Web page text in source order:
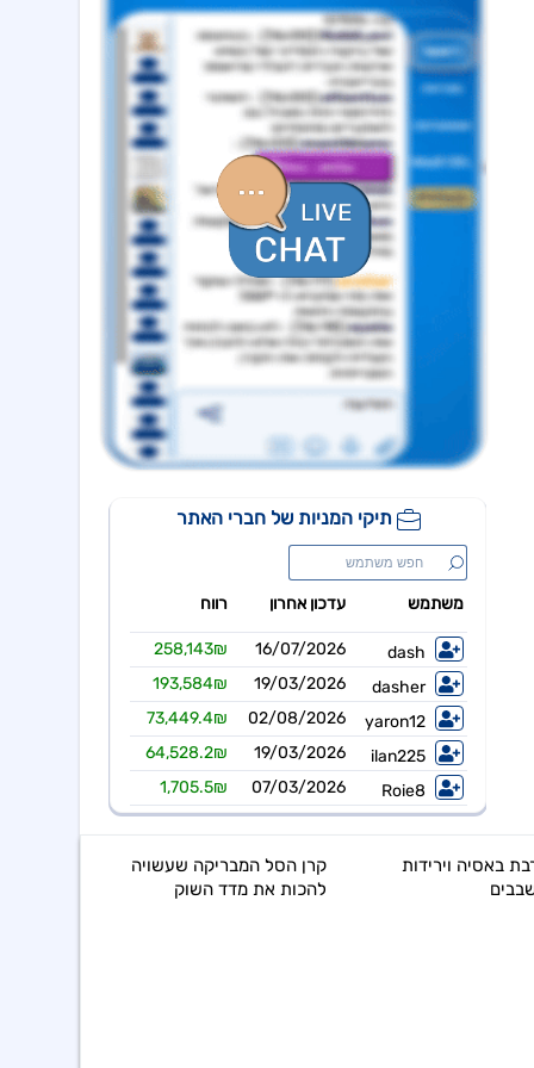
מצגת תוצאות כספיות לרבעון שני 2026 - עברית
שדה נדל"ן 19:06 04/08/26
דוח הצעת מדף להנפקת מניות, הזמנות 5.8.26
הצגת הצעת רכישת החברה ע"י SOUNDHOUND AI
גיקס אינטרנט 09:43 06/08/26
אפולו פאוור 09:00 06/08/26
ג'ין טכנולוגיות 09:00 06/08/26
הסכם רישיון ושירותי פיתוח עם תאגיד בנקאי בישראל,פרטים
08:40 06/08/26
מצגת שוק ההון - דוח רבעון שני 2026
קיסטון אינפרא 08:30 06/08/26
עדכון בק"ע ההסכם לרכישת מניות הוט מובייל -התקבל אישור רשות התחרות לביצוע העסקה
באסיה וירידות
קרן הסל המבריקה שעשויה
להכות את מדד השוק